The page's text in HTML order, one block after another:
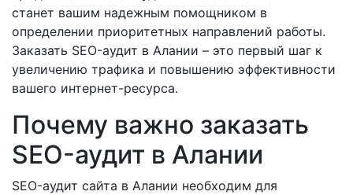
станет вашим надежным помощником в
определении приоритетных направлений работы.
Заказать SEO-аудит в Алании – это первый шаг к
увеличению трафика и повышению эффективности
вашего интернет-ресурса.
Почему важно заказать
SEO-аудит в Алании
SEO-аудит сайта в Алании необходим для